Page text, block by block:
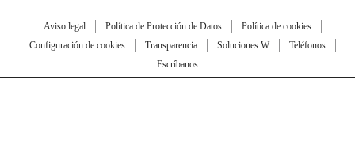
Aviso legal Política de Protección de Datos
Política de cookies
Configuración de cookies
Transparencia Soluciones W
Teléfonos
Escríbanos